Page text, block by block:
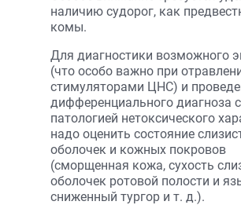
наличию судорог, как
комы.
Для диагностики возможного
(что особо важно при
стимуляторами ЦНС) и
дифференциального диагноза с
патологией нетоксического
надо оценить состояние
оболочек и кожных покровов
(сморщенная кожа, сухость
оболочек ротовой полости и
сниженный тургор и т. д.).